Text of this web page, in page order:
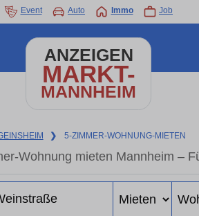
Event Auto Immo Job
ANZEIGEN
MARKT-
MANNHEIM
❯ 5-ZIMMER-WOHNUNG-MIETEN
Wohnung mieten Mannheim –